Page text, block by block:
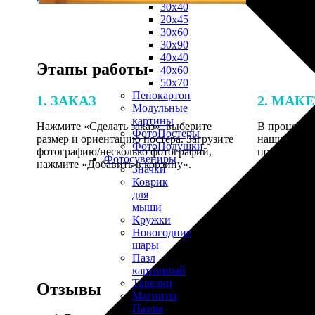
30х40
20х45
30х60
30х90
40х40
40х60
50х70
Пенокартон
Модульные
картины
ФотоПостеры
ФотоПодушки
Фотоcувениры
Значки
Коврик
для
мыши
Кружки
Новогодние
шары
Пазл
картонный
Тарелки
Магниты
Пазлы
Этапы работы
1. ЗАКАЗ
Нажмите «Сделать заказ», выберите
размер и ориентацию постера. Загрузите
фотографию/несколько фотографий,
нажмите «Добавить в корзину».
2.
В процессе
наши
по
Отзывы